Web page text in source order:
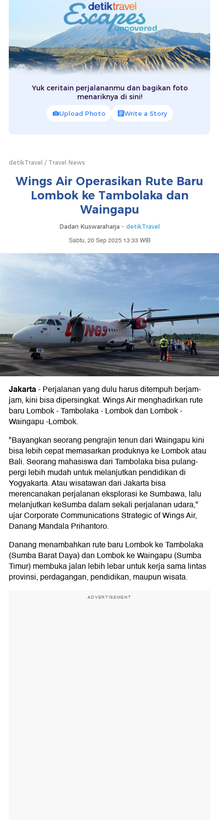
Yuk ceritain perjalananmu dan bagikan foto
menariknya di sini!
Upload Photo Write a Story
detikTravel Travel News
Wings Air Operasikan Rute Baru
Lombok ke Tambolaka dan
Waingapu
Dadan Kuswaraharja - detikTravel
Sabtu, 20 Sep 2025 13:33 WIB
Jakarta-Perjalanan yang dulu harus ditempuh berjam-
jam, kini bisa dipersingkat. Wings Air menghadirkan rute
baru Lombok - Tambolaka - Lombok dan Lombok -
Waingapu -Lombok.
"Bayangkan seorang pengrajin tenun dari Waingapu kini
bisa lebih cepat memasarkan produknya ke Lombok atau
Bali. Seorang mahasiswa dari Tambolaka bisa pulang-
pergi lebih mudah untuk melanjutkan pendidikan di
Yogyakarta. Atau wisatawan dari Jakarta bisa
merencanakan perjalanan eksplorasi ke Sumbawa, lalu
melanjutkan keSumba dalam sekali perjalanan udara,"
ujar Corporate Communications Strategic of Wings Air,
Danang Mandala Prihantoro.
Danang menambahkan rute baru Lombok ke Tambolaka
(Sumba Barat Daya) dan Lombok ke Waingapu (Sumba
Timur) membuka jalan lebih lebar untuk kerja sama lintas
provinsi, perdagangan, pendidikan, maupun wisata.
ADVERTISEMENT